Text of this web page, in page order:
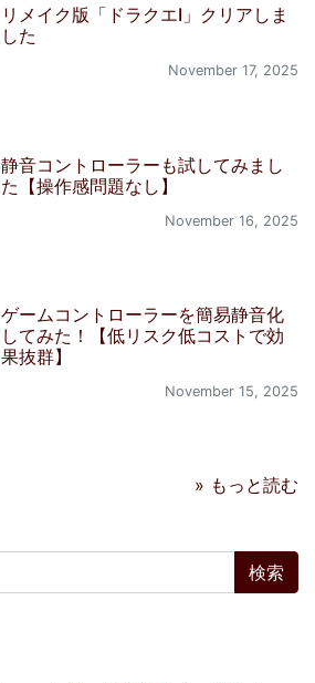
リメイク版「ドラクエI」クリアしま
した
November 17, 2025
静音コントローラーも試してみまし
た【操作感問題なし】
November 16, 2025
ゲームコントローラーを簡易静音化
してみた！【低リスク低コストで効
果抜群】
November 15, 2025
» もっと読む